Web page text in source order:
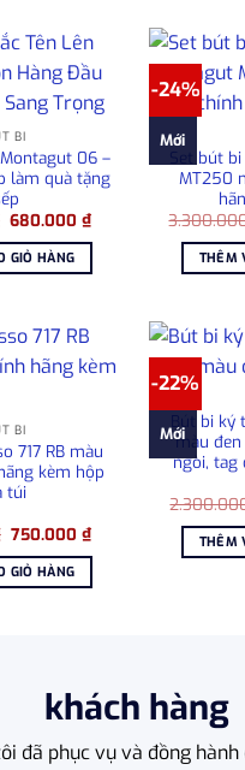
BI
Montagut 06 –
làm quà tặng
Giá
là:
930.000 ₫.
680.000₫Giá
hiện
680.000 ₫.
GIỎ HÀNG
-24%
Mới
Set bút
MT250
THÊM
BI
717 RB màu
kèm hộp
túi
Giá
là:
900.000 ₫.
750.000₫Giá
GIỎ HÀNG
-22%
Mới
Bút bi
màu
ngòi, tag
THÊM
khách hàng
đã phục vụ và đồng